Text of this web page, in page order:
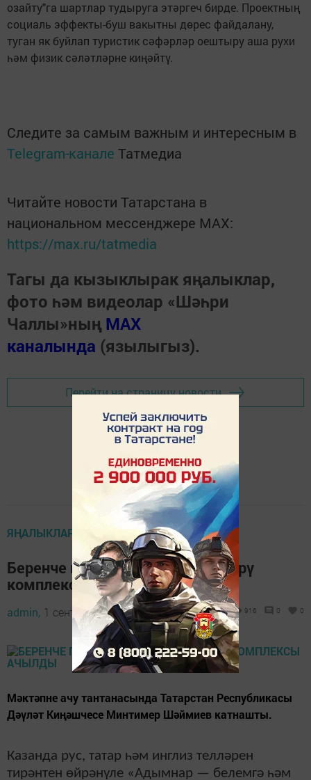
озайту"га шартлар тудыруга этәргеч бирде. Проектның
социаль эффекты-буш вакытны дөрес файдалану,
туган як буйлап туристик сәфәрләр оештыру аша рухи
һәм физик сәләтләрне киңәйтү.
Следите за самым важным и интересным в
Telegram-канале Татмедиа
Читайте новости Татарстана в
национальном мессенджере MАХ:
https://max.ru/tatmedia
Тагы да кызыклырак яңалыклар,
фото һәм видеолар «Шәһри
Чаллы»ның MAX
каналында (язылыгыз).
Перейти на страницу новости
ЯҢАЛЫКЛАР ТАСМАСЫ
Беренче полилингваль белем бирү
комплексы ачылды
admin, 1 сентябрь 2020 - 14:08 916 0 0
Мәктәпне ачу тантанасында Татарстан Республикасы
Дәүләт Киңәшчесе Минтимер Шәймиев катнашты.
Казанда рус, татар һәм инглиз телләрен
тирәнтен өйрәнүле «Адымнар — белемгә һәм